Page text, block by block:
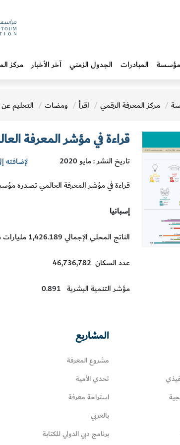
المبادرات‎ الجدول الزمني آخر الأخبار مركز
مركز المعرفة الرقمي اقرأ ومضات التعليم
قراءة في مؤشر المعرفة
تاريخ النشر : مايو 2020 لإضافته
قراءة في مؤشر المعرفة العالمي تصدره
إسبانيا
الناتج المحلي الإجمالي 1,426.189 مليارات دولار أمريكي
عدد السكان 46,736,782
مؤشر التنمية البشرية 0.891
المشاريع
مشروع المعرفة
تحدي الأمية
استراحة معرفة
بالعربي
برنامج دبي الدولي للكتابة